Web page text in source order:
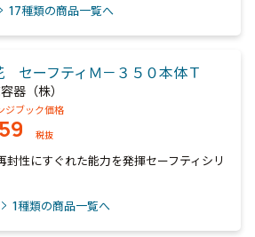
17種類の商品一覧へ
セーフティＭ－３５０本体Ｔ
器（株）
ジブック価格
59 税抜
封性にすぐれた能力を発揮セーフティシリ
1種類の商品一覧へ